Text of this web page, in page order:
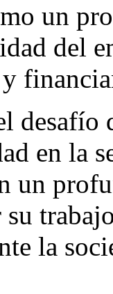
un
del
en la
un
la